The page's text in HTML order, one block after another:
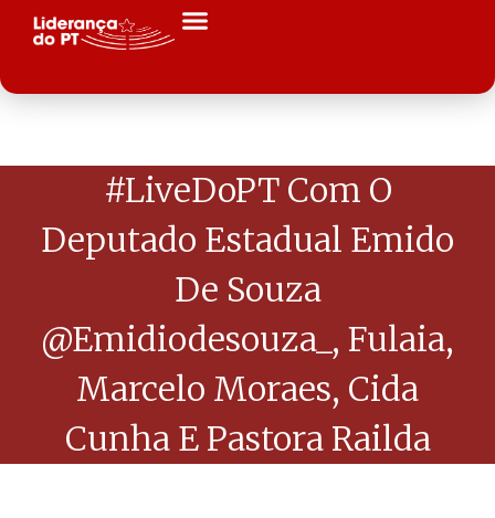
#LiveDoPT Com O
Deputado Estadual Emido
De Souza
@emidiodesouza_, Fulaia,
Marcelo Moraes, Cida
Cunha E Pastora Railda